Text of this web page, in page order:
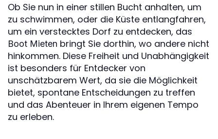
Ob Sie nun in einer stillen Bucht anhalten, um
zu schwimmen, oder die Küste entlangfahren,
um ein verstecktes Dorf zu entdecken, das
Boot Mieten bringt Sie dorthin, wo andere nicht
hinkommen. Diese Freiheit und Unabhängigkeit
ist besonders für Entdecker von
unschätzbarem Wert, da sie die Möglichkeit
bietet, spontane Entscheidungen zu treffen
und das Abenteuer in Ihrem eigenen Tempo
zu erleben.